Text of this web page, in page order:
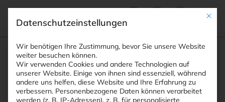
Suchfeld
Suchen
Breadcrumb-Navigation
STARTSEITE CYBERCRIME ANGRIFF
Mit
Datenschutzeinstellungen
Wir benötigen Ihre Zustimmung, bevor Sie unsere Website
weiter besuchen können.
Wir verwenden Cookies und andere Technologien auf
unserer Website. Einige von ihnen sind essenziell, während
andere uns helfen, diese Website und Ihre Erfahrung zu
verbessern. Personenbezogene Daten können verarbeitet
werden (z. B. IP-Adressen), z. B. für personalisierte